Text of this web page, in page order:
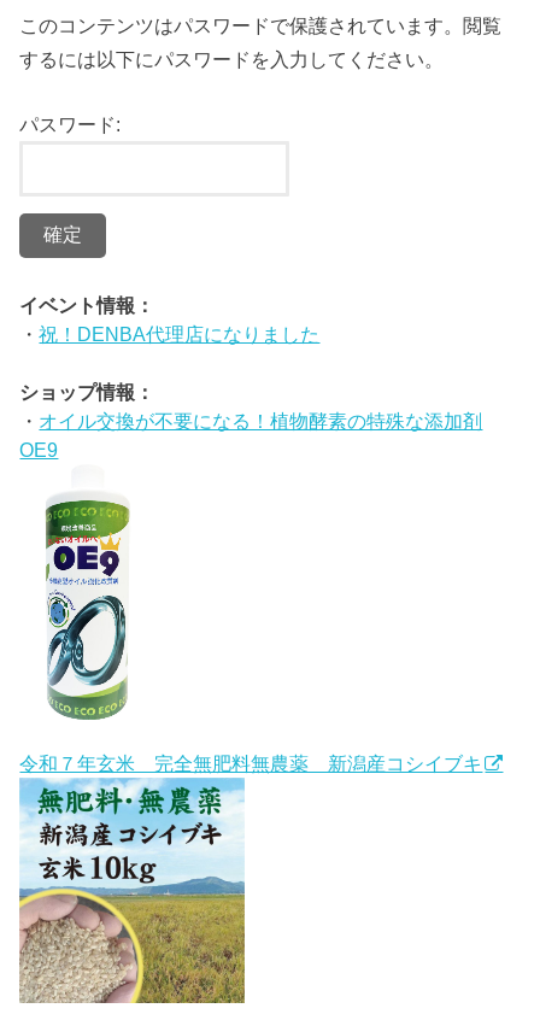
このコンテンツはパスワードで保護されています。閲覧
するには以下にパスワードを入力してください。
パスワード:
イベント情報：
・祝！DENBA代理店になりました
ショップ情報：
・ オイル交換が不要になる！植物酵素の特殊な添加剤
OE9
令和７年玄米 完全無肥料無農薬 新潟産コシイブキ